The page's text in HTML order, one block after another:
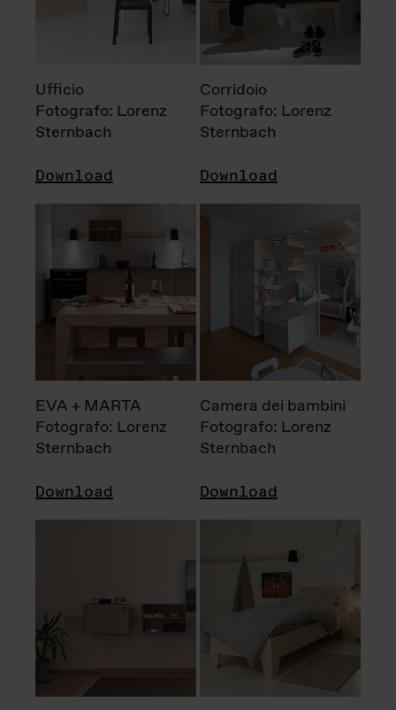
Ufficio
Fotografo: Lorenz
Sternbach
Download
Corridoio
Fotografo: Lorenz
Sternbach
Download
EVA + MARTA
Fotografo: Lorenz
Sternbach
Download
Camera dei bambini
Fotografo: Lorenz
Sternbach
Download